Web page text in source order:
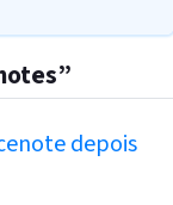
depois